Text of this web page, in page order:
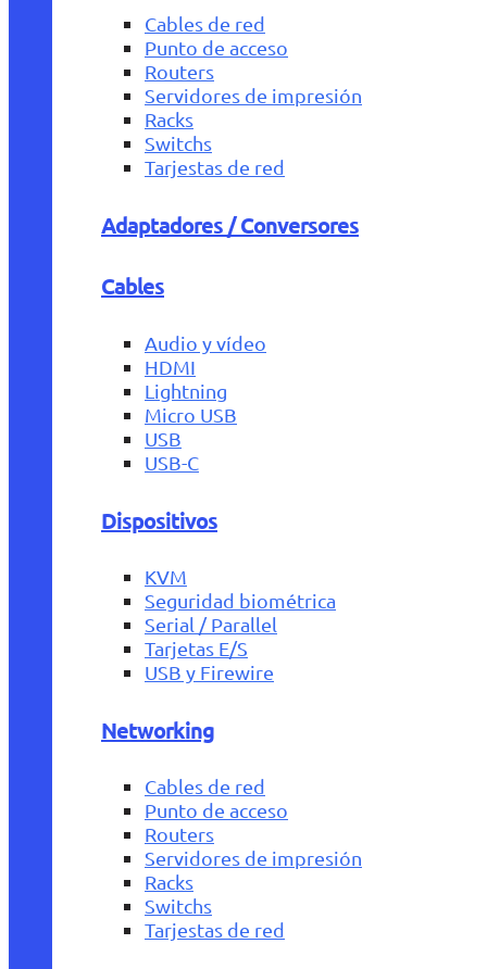
Cables de red
Punto de acceso
Routers
Servidores de impresión
Racks
Switchs
Tarjestas de red
Adaptadores / Conversores
Cables
Audio y vídeo
HDMI
Lightning
Micro USB
USB
USB-C
Dispositivos
KVM
Seguridad biométrica
Serial / Parallel
Tarjetas E/S
USB y Firewire
Networking
Cables de red
Punto de acceso
Routers
Servidores de impresión
Racks
Switchs
Tarjestas de red